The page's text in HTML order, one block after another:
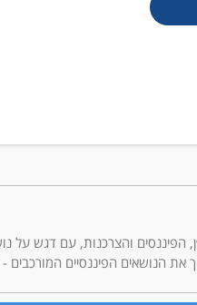
תחומי הנדל״ן, הפיננסים